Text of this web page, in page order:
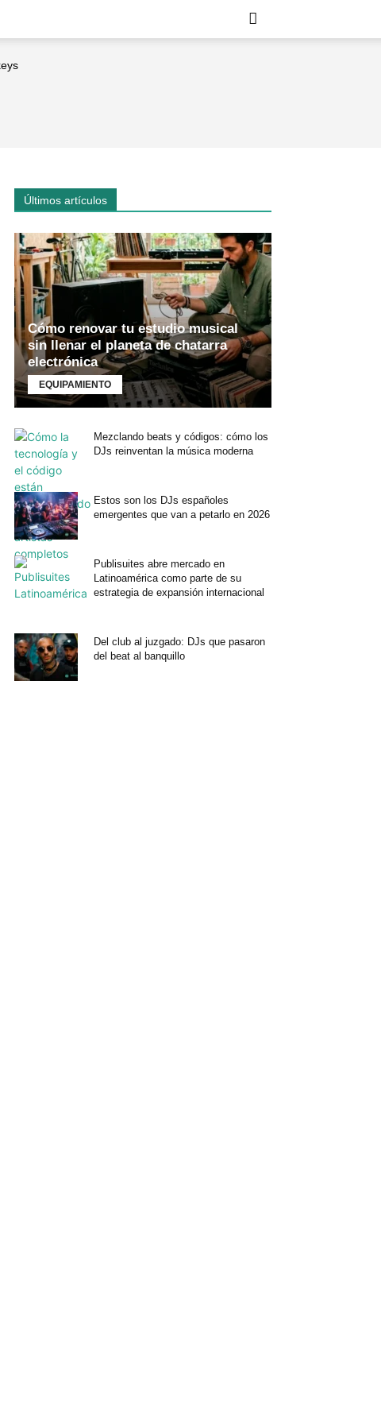
Últimos artículos
Cómo renovar tu estudio musical
sin llenar el planeta de chatarra
electrónica
EQUIPAMIENTO
Mezclando beats y códigos: cómo los
DJs reinventan la música moderna
Estos son los DJs españoles
emergentes que van a petarlo en 2026
Publisuites abre mercado en
Latinoamérica como parte de su
estrategia de expansión internacional
Del club al juzgado: DJs que pasaron
del beat al banquillo